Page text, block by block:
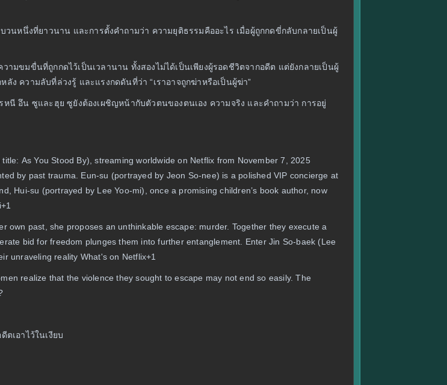
นหนึ่งที่ยาวนาน และการตั้งคำถามว่า ความยุติธรรมคืออะไร เมื่อผู้ถูกกดขี่กลับกลายเป็นผู้
ขมขื่นที่ถูกกดไว้เป็นเวลานาน ทั้งสองไม่ได้เป็นเพียงผู้รอดชีวิตจากอดีต แต่ยังกลายเป็นผู้
ง ความลับที่ล่วงรู้ และแรงกดดันที่ว่า “เราอาจถูกฆ่าหรือเป็นผู้ฆ่า”
อึน ซูและฮุย ซูยังต้องเผชิญหน้ากับตัวตนของตนเอง ความจริง และคำถามว่า การอยู่
As You Stood By), streaming worldwide on Netflix from November 7, 2025
by past trauma. Eun-su (portrayed by Jeon So-nee) is a polished VIP concierge at
Hui-su (portrayed by Lee Yoo-mi), once a promising children’s book author, now
own past, she proposes an unthinkable escape: murder. Together they execute a
bid for freedom plunges them into further entanglement. Enter Jin So-baek (Lee
unraveling reality What's on Netflix+1
realize that the violence they sought to escape may not end so easily. The
เอาไว้ในเงียบ